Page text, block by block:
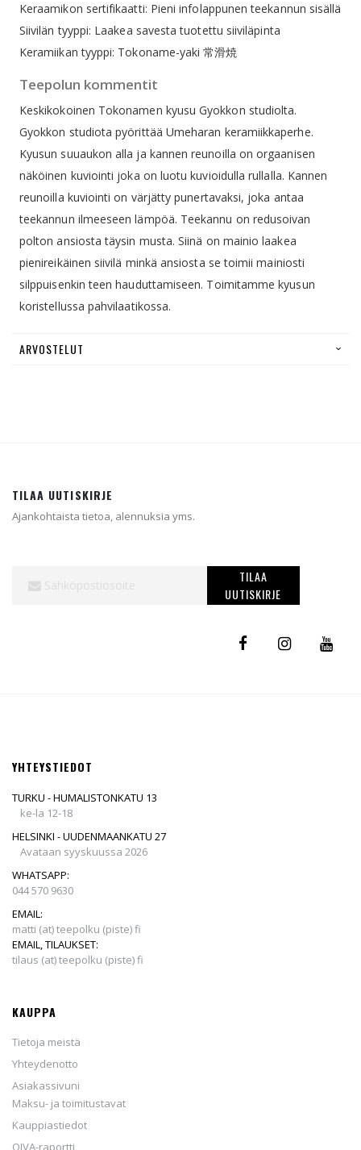
Keraamikon sertifikaatti: Pieni infolappunen teekannun sisällä
Siivilän tyyppi: Laakea savesta tuotettu siiviläpinta
Keramiikan tyyppi: Tokoname-yaki 常滑焼
Teepolun kommentit
Keskikokoinen Tokonamen kyusu Gyokkon studiolta.
Gyokkon studiota pyörittää Umeharan keramiikkaperhe.
Kyusun suuaukon alla ja kannen reunoilla on orgaanisen
näköinen kuviointi joka on luotu kuvioidulla rullalla. Kannen
reunoilla kuviointi on värjätty punertavaksi, joka antaa
teekannun ilmeeseen lämpöä. Teekannu on redusoivan
polton ansiosta täysin musta. Siinä on mainio laakea
pienireikäinen siivilä minkä ansiosta se toimii mainiosti
silppuisenkin teen hauduttamiseen. Toimitamme kyusun
koristellussa pahvilaatikossa.
ARVOSTELUT
TILAA UUTISKIRJE
Ajankohtaista tietoa, alennuksia yms.
TILAA
UUTISKIRJE
YHTEYSTIEDOT
TURKU - HUMALISTONKATU 13
ke-la 12-18
HELSINKI - UUDENMAANKATU 27
Avataan syyskuussa 2026
WHATSAPP:
044 570 9630
EMAIL:
matti (at) teepolku (piste) fi
EMAIL, TILAUKSET:
tilaus (at) teepolku (piste) fi
KAUPPA
Tietoja meistä
Yhteydenotto
Asiakassivuni
Maksu- ja toimitustavat
Kauppiastiedot
OIVA-raportti